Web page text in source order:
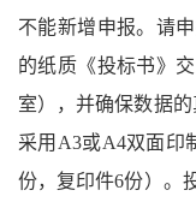
不能新增申报。请
的纸质《投标书》
室），并确保数据
采用A3或A4双面印
份，复印件6份）。